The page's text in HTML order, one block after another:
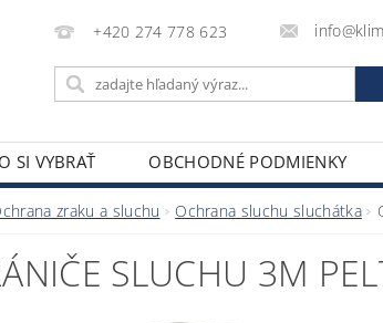
+420 274 778 623
SI VYBRAŤ OBCHODNÉ PODMIENKY
zraku a sluchu Ochrana sluchu sluchátka
SLUCHU 3M